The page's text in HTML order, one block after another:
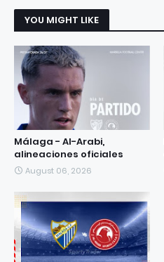
YOU MIGHT LIKE
Málaga - Al-Arabi,
alineaciones oficiales
August 06, 2026